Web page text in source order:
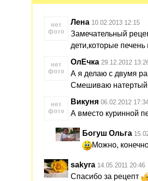
Лена 10.02.2013 12:15
Замечательный
дети,которые
ОлЕчка 29.12.2012
А я делаю с двумя
Смешиваю натертый
Викуня 06.02.2012
А вместо куринной
Богуш Ольга
Можно,
sakyra 14.05.2011 20:46
Спасибо за рецепт